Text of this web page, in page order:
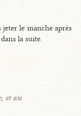
le manche après
la suite.
et aïe